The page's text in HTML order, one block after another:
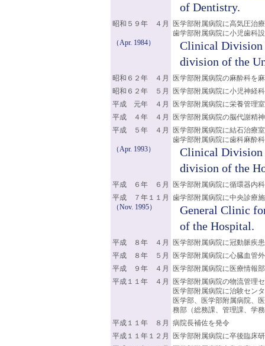
of Dentistry.
昭和５９年 ４月
（Apr. 1984）
医学部附属病院に高気圧治
歯学部附属病院に小児歯科
Clinical Division
division of the
昭和６２年 ４月
医学部附属病院の麻酔科を
昭和６２年 ５月
医学部附属病院に小児神経
平成 元年 ４月
医学部附属病院に栄養管理
平成 ４年 ４月
医学部附属病院の脳代謝精
平成 ５年 ４月
（Apr. 1993）
医学部附属病院に結石治療
歯学部附属病院に歯科麻酔
Clinical Division
division of the
平成 ６年 ６月
医学部附属病院に循環器内
平成 ７年１１月
（Nov. 1995）
歯学部附属病院に中央診療
General Clinic
of the Hospital.
平成 ８年 ４月
医学部附属病院に冠動脈疾
平成 ８年 ５月
医学部附属病院に心臓血管
平成 ９年 ４月
医学部附属病院に医療情報
平成１１年 ４月
医学部附属病院の物流管理
医学部附属病院に治験セン
医学部、医学部附属病院、
務部（総務課、管理課、学
平成１１年 ８月
病院長補佐を発令
平成１１年１２月
医学部附属病院に卒後臨床